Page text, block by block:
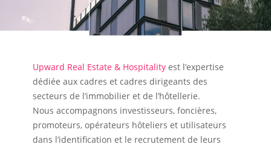
Upward Real Estate & Hospitality est l’expertise
dédiée aux cadres et cadres dirigeants des
secteurs de l’immobilier et de l’hôtellerie.
Nous accompagnons investisseurs, foncières,
promoteurs, opérateurs hôteliers et utilisateurs
dans l’identification et le recrutement de leurs